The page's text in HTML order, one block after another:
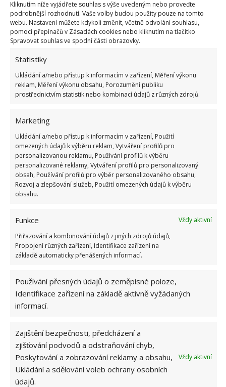
Kliknutím níže vyjádřete souhlas s výše uvedeným nebo proveďte
podrobnější rozhodnutí. Vaše volby budou použity pouze na tomto
webu. Nastavení můžete kdykoli změnit, včetně odvolání souhlasu,
pomocí přepínačů v Zásadách cookies nebo kliknutím na tlačítko
Spravovat souhlas ve spodní části obrazovky.
Statistiky
Ukládání a/nebo přístup k informacím v zařízení, Měření výkonu
reklam, Měření výkonu obsahu, Porozumění publiku
prostřednictvím statistik nebo kombinací údajů z různých zdrojů.
Marketing
Ukládání a/nebo přístup k informacím v zařízení, Použití
omezených údajů k výběru reklam, Vytváření profilů pro
personalizovanou reklamu, Používání profilů k výběru
personalizované reklamy, Vytváření profilů pro personalizovaný
obsah, Používání profilů pro výběr personalizovaného obsahu,
Rozvoj a zlepšování služeb, Použití omezených údajů k výběru
obsahu.
Funkce
Vždy aktivní
Přiřazování a kombinování údajů z jiných zdrojů údajů,
Propojení různých zařízení, Identifikace zařízení na
základě automaticky přenášených informací.
Používání přesných údajů o zeměpisné poloze,
Identifikace zařízení na základě aktivně vyžádaných
informací.
Zajištění bezpečnosti, předcházení a
zjišťování podvodů a odstraňování chyb,
Poskytování a zobrazování reklamy a obsahu,
Ukládání a sdělování voleb ochrany osobních
údajů.
Vždy aktivní
Velkou část úrody můžete uchovávat i v mrazničce.
Buď v syrovém stavu nebo již před-připravenou.
trochou solí a kořením, rozmixujte a směs vložte do
formičky na led. Po zamrznutí vyklopte a postup
opakujte, až naplníte velkou plastovou krabici nebo
zipový sáček. Tyto kostky pak můžete použít namísto
zeleninového bujónu.
Čerstvé ovoce a zelenina vydrží v chladu až několik
tohoto důvodu je zmrazená zelenina cennější než ta,
kterou máte dlouhodobě uchovanou v chladničce nebo
Obrázky: pixabay